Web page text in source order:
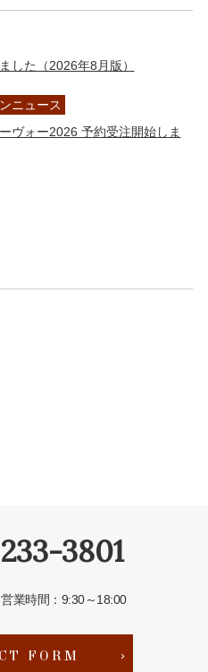
した（2026年8月版）
ニュース
ヴォー2026 予約受注開始しま
3801
営業時間：9:30～18:00
FORM